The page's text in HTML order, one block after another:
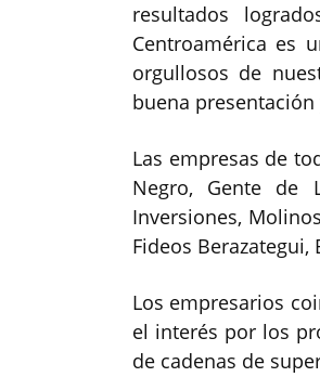
resultados
Centroamérica es
orgullosos de
buena
Las empresas de
Negro, Gente de
Inversiones,
Fideos Berazategui,
Los empresarios
el interés por los
de cadenas de